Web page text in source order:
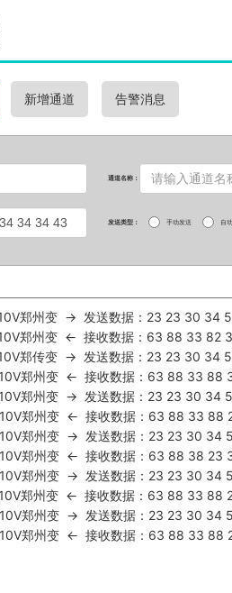
新增通道 告警消息
通道名称：
发送类型： 手动发送 自